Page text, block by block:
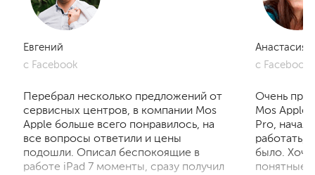
Евгений
с Facebook
Перебрал несколько предложений от
сервисных центров, в компании Mos
Apple больше всего понравилось, на
все вопросы ответили и цены
подошли. Описал беспокоящие в
работе iPad 7 моменты, сразу получил
Анастасия
с Facebook
Очень
Mos
Pro, начал
работать,
было. Хочу
понятные